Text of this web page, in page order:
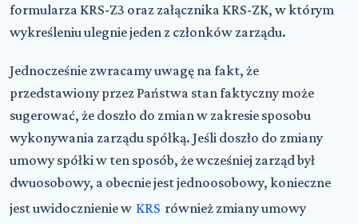
formularza KRS-Z3 oraz załącznika KRS-ZK, w którym
wykreśleniu ulegnie jeden z członków zarządu.
Jednocześnie zwracamy uwagę na fakt, że
przedstawiony przez Państwa stan faktyczny może
sugerować, że doszło do zmian w zakresie sposobu
wykonywania zarządu spółką. Jeśli doszło do zmiany
umowy spółki w ten sposób, że wcześniej zarząd był
dwuosobowy, a obecnie jest jednoosobowy, konieczne
jest uwidocznienie w KRS również zmiany umowy